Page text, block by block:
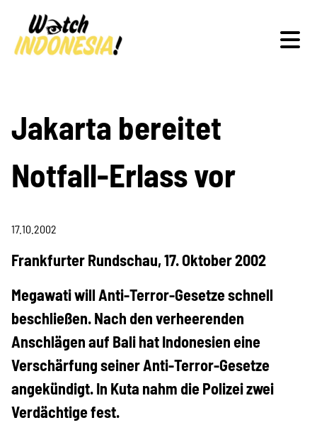
Schwerpunkte
Veranstaltungen
Publikationen
Projekte
Kampagne
Jakarta bereitet
Notfall-Erlass vor
17.10.2002
Frankfurter Rundschau, 17. Oktober 2002
Megawati will Anti-Terror-Gesetze schnell
beschließen. Nach den verheerenden
Anschlägen auf Bali hat Indonesien eine
Verschärfung seiner Anti-Terror-Gesetze
angekündigt. In Kuta nahm die Polizei zwei
Verdächtige fest.